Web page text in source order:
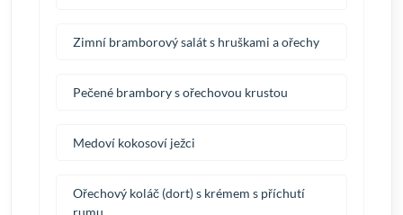
Zimní bramborový salát s hruškami a ořechy
Pečené brambory s ořechovou krustou
Medoví kokosoví ježci
Ořechový koláč (dort) s krémem s příchutí
rumu